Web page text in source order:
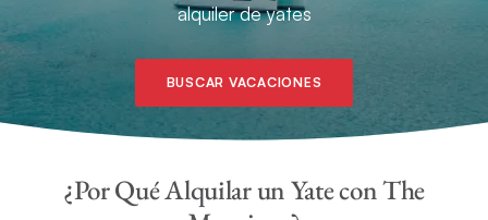
alquiler de yates
BUSCAR VACACIONES
¿Por Qué Alquilar un Yate con The